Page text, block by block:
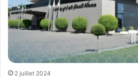
2 juillet 2024